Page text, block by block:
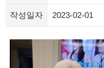
작성일자 2023-02-01